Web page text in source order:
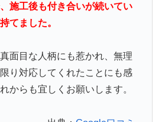
施工後も付き合いが続いてい
てました。
面目な人柄にも惹かれ、無理
り対応してくれたことにも感
からも宜しくお願いします。